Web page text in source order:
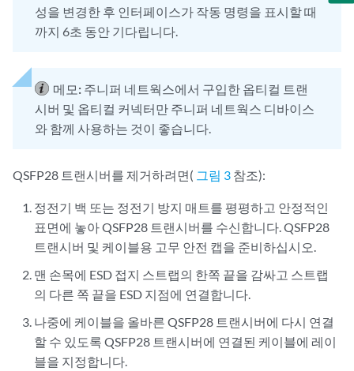
성을 변경한 후 인터페이스가 작동 명령을 표시할 때
까지 6초 동안 기다립니다.
메모: 주니퍼 네트웍스에서 구입한 옵티컬 트랜
시버 및 옵티컬 커넥터만 주니퍼 네트웍스 디바이스
와 함께 사용하는 것이 좋습니다.
QSFP28 트랜시버를 제거하려면( 그림 3 참조):
정전기 백 또는 정전기 방지 매트를 평평하고 안정적인
표면에 놓아 QSFP28 트랜시버를 수신합니다. QSFP28
트랜시버 및 케이블용 고무 안전 캡을 준비하십시오.
맨 손목에 ESD 접지 스트랩의 한쪽 끝을 감싸고 스트랩
의 다른 쪽 끝을 ESD 지점에 연결합니다.
나중에 케이블을 올바른 QSFP28 트랜시버에 다시 연결
할 수 있도록 QSFP28 트랜시버에 연결된 케이블에 레이
블을 지정합니다.